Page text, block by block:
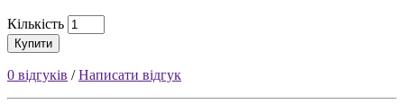
Кількість
Купити
0 відгуків /Написати відгук